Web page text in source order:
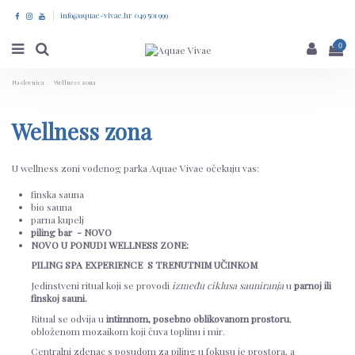
info@aquae-vivae.hr 049 501 999
0
Naslovnica Wellness zona
Wellness zona
U wellness zoni vodenog parka Aquae Vivae očekuju vas:
finska sauna
bio sauna
parna kupelj
piling bar - NOVO
NOVO U PONUDI WELLNESS ZONE:
PILING SPA EXPERIENCE S TRENUTNIM UČINKOM
Jedinstveni ritual koji se provodi između ciklusa sauniranjau parnoj ili
finskoj sauni.
Ritual se odvija u intimnom, posebno oblikovanom prostoru,
obloženom mozaikom koji čuva toplinu i mir.
Centralni zdenac s posudom za piling u fokusu je prostora, a